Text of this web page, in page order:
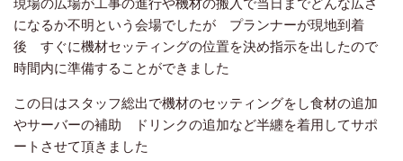
になるか不明という会場でしたが プランナーが現地到着
後 すぐに機材セッティングの位置を決め指示を出したので
時間内に準備することができました
この日はスタッフ総出で機材のセッティングをし食材の追加
やサーバーの補助 ドリンクの追加など半纏を着用してサポ
ートさせて頂きました